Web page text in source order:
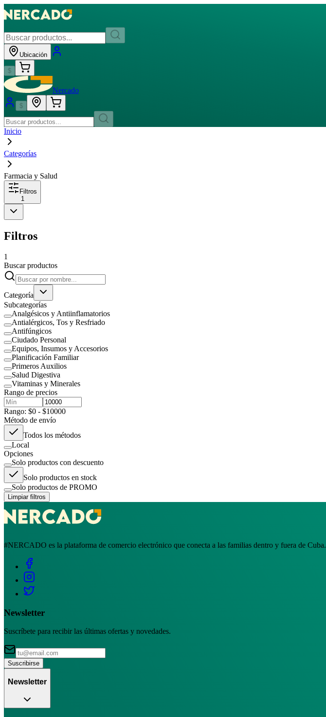
Ubicación
$
Nercado
$
Inicio
Categorías
Farmacia y Salud
Filtros
1
Filtros
1
Buscar productos
Categoría
Subcategorías
Analgésicos y Antiinflamatorios
Antialérgicos, Tos y Resfriado
Antifúngicos
Ciudado Personal
Equipos, Insumos y Accesorios
Planificación Familiar
Primeros Auxilios
Salud Digestiva
Vitaminas y Minerales
Rango de precios
Rango: $0 - $10000
Método de envío
Todos los métodos
Local
Opciones
Solo productos con descuento
Solo productos en stock
Solo productos de PROMO
Limpiar filtros
#NERCADO es la plataforma de comercio electrónico que conecta a las familias dentro y fuera de Cuba.
Newsletter
Suscríbete para recibir las últimas ofertas y novedades.
Suscribirse
Newsletter